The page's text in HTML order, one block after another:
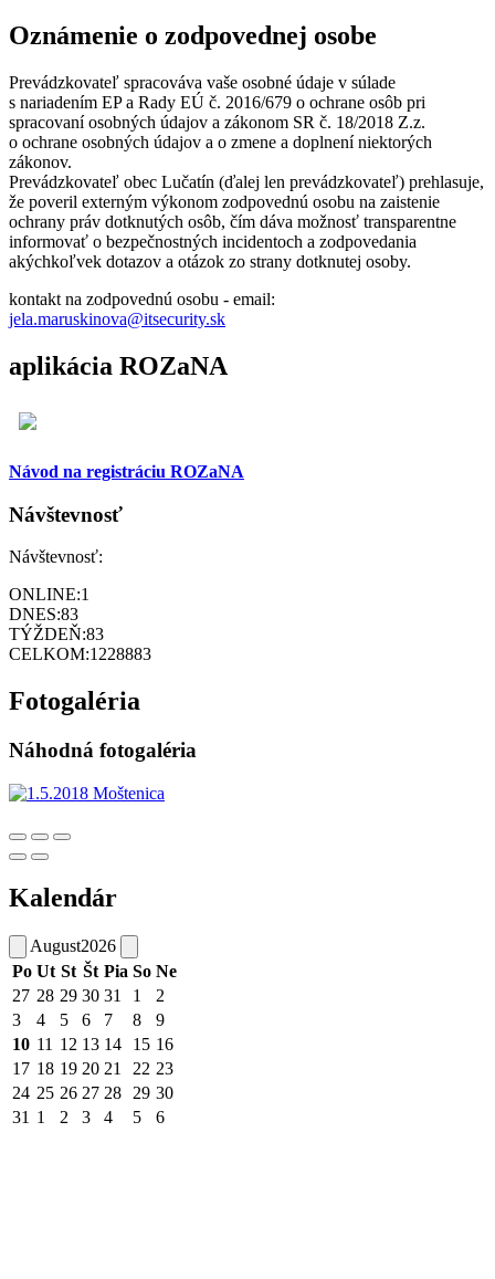
Oznámenie o zodpovednej osobe
Prevádzkovateľ spracováva vaše osobné údaje v súlade
s nariadením EP a Rady EÚ č. 2016/679 o ochrane osôb pri
spracovaní osobných údajov a zákonom SR č. 18/2018 Z.z.
o ochrane osobných údajov a o zmene a doplnení niektorých
zákonov.
Prevádzkovateľ obec Lučatín (ďalej len prevádzkovateľ) prehlasuje,
že poveril externým výkonom zodpovednú osobu na zaistenie
ochrany práv dotknutých osôb, čím dáva možnosť transparentne
informovať o bezpečnostných incidentoch a zodpovedania
akýchkoľvek dotazov a otázok zo strany dotknutej osoby.
kontakt na zodpovednú osobu - email:
jela.maruskinova@itsecurity.sk
aplikácia ROZaNA
Návod na registráciu ROZaNA
Návštevnosť
Návštevnosť:
ONLINE:1
DNES:83
TÝŽDEŇ:83
CELKOM:1228883
Fotogaléria
Náhodná fotogaléria
Kalendár
August2026
Po Ut St Št Pia So Ne
27 28 29 30 31 1
2
3
4 5 6 7 8
9
10 11 12 13 14 15 16
17 18 19 20 21 22 23
24 25 26 27 28 29 30
31 1 2 3 4 5 6